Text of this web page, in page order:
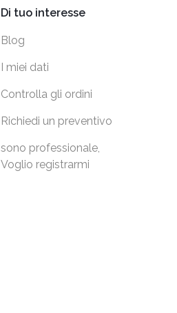
Di tuo interesse
Blog
I miei dati
Controlla gli ordini
Richiedi un preventivo
sono professionale,
Voglio registrarmi